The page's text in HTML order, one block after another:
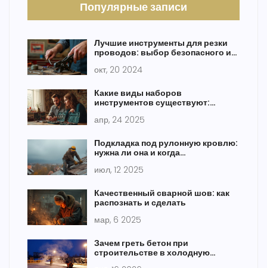
Популярные записи
Лучшие инструменты для резки
проводов: выбор безопасного и
окт, 20 2024
Какие виды наборов
инструментов существуют:
выбрать
апр, 24 2025
Подкладка под рулонную кровлю:
нужна ли она и когда
июл, 12 2025
Качественный сварной шов: как
распознать и сделать
мар, 6 2025
Зачем греть бетон при
строительстве в холодную